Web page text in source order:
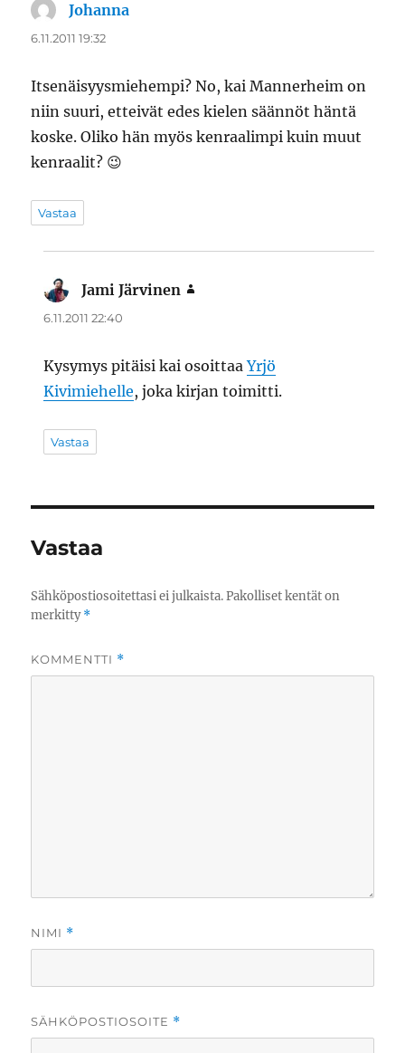
Johanna
6.11.2011 19:32
Itsenäisyysmiehempi? No, kai Mannerheim on
niin suuri, etteivät edes kielen säännöt häntä
koske. Oliko hän myös kenraalimpi kuin muut
kenraalit? 😉
Vastaa
Jami Järvinen
6.11.2011 22:40
Kysymys pitäisi kai osoittaaYrjö
Kivimiehelle, joka kirjan toimitti.
Vastaa
Vastaa
Sähköpostiosoitettasi ei julkaista. Pakolliset kentät on
merkitty*
KOMMENTTI *
NIMI *
SÄHKÖPOSTIOSOITE *